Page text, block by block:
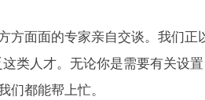
方面面的专家亲自交谈。我们正
类人才。无论你是需要有关设
们都能帮上忙。